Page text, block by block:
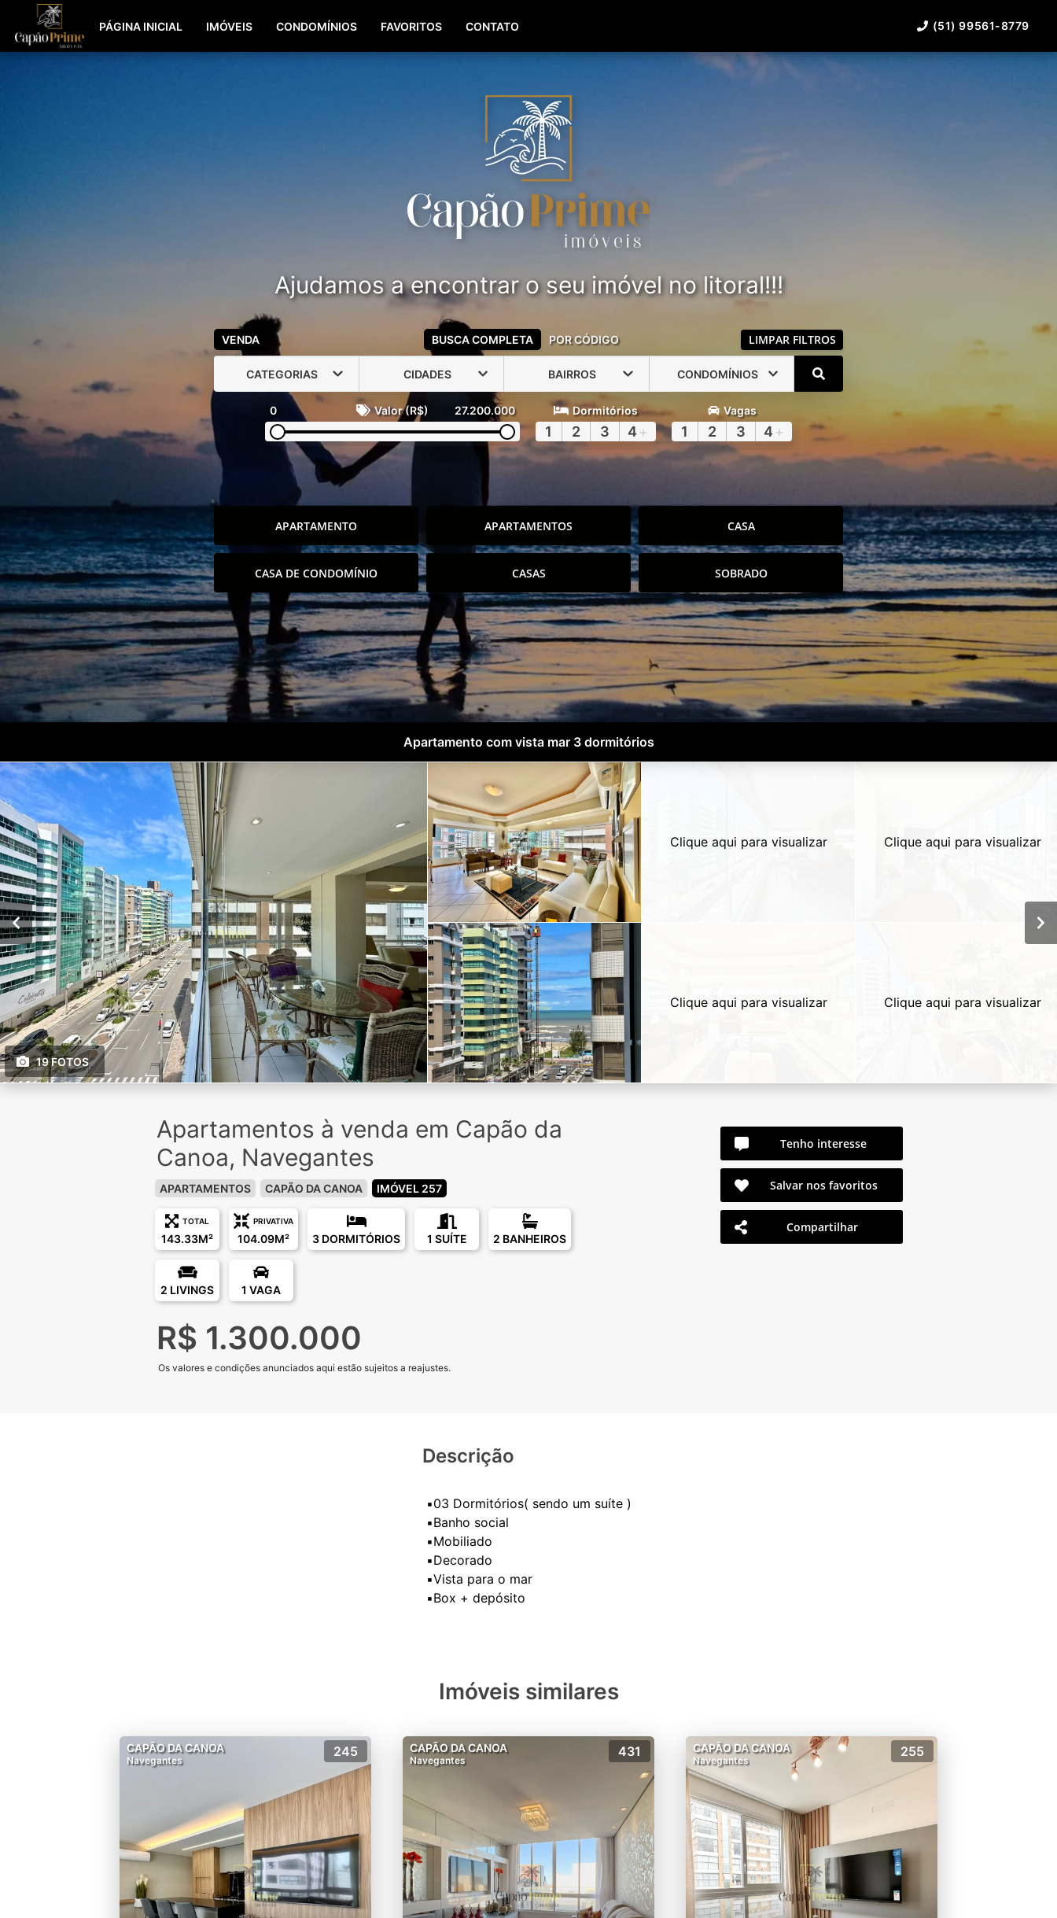
(51) 99561-8779
PÁGINA INICIAL IMÓVEIS CONDOMÍNIOS FAVORITOS CONTATO (51) 99561-8779
Ajudamos a encontrar o seu imóvel no litoral!!!
VENDA BUSCA COMPLETA POR CÓDIGO LIMPAR FILTROS
CATEGORIAS CIDADES BAIRROS CONDOMÍNIOS
0 Valor (R$) 27.200.000 Dormitórios
1 2 3 4 +
Vagas
1 2 3 4 +
APARTAMENTO APARTAMENTOS CASA
CASA DE CONDOMÍNIO CASAS SOBRADO
Apartamento com vista mar 3 dormitórios
19 FOTOS
Clique aqui para visualizar
Clique aqui para visualizar
Clique aqui para visualizar
Clique aqui para visualizar
Apartamentos à venda em Capão da
Canoa, Navegantes
APARTAMENTOS CAPÃO DA CANOA IMÓVEL 257
TOTAL
143.33M²
PRIVATIVA
104.09M² 3 DORMITÓRIOS 1 SUÍTE 2 BANHEIROS
2 LIVINGS 1 VAGA
R$ 1.300.000
Os valores e condições anunciados aqui estão sujeitos a reajustes.
Tenho interesse
Salvar nos favoritos
Compartilhar
Descrição
▪️03 Dormitórios( sendo um suíte )
▪️Banho social
▪️Mobiliado
▪️Decorado
▪️Vista para o mar
Imóveis similares
CAPÃO DA CANOA
Navegantes
245 CAPÃO DA CANOA
Navegantes
431 CAPÃO DA CANOA
Navegantes
255